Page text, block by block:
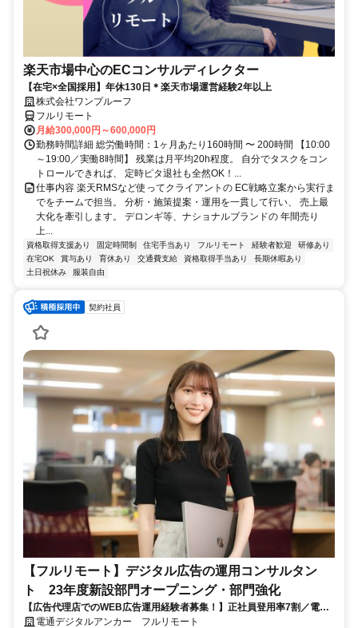
楽天市場中心のECコンサルディレクター
【在宅×全国採用】年休130日＊楽天市場運営経験2年以上
株式会社ワンプルーフ
フルリモート
月給300,000円～600,000円
勤務時間詳細 総労働時間：1ヶ月あたり160時間 〜 200時間 【10:00
～19:00／実働8時間】 残業は月平均20h程度。 自分でタスクをコン
トロールできれば、 定時ピタ退社も全然OK！...
仕事内容 楽天RMSなど使ってクライアントの EC戦略立案から実行ま
でをチームで担当。 分析・施策提案・運用を一貫して行い、 売上最
大化を牽引します。 デロンギ等、ナショナルブランドの 年間売り
上...
資格取得支援あり 固定時間制 住宅手当あり フルリモート 経験者歓迎
研修あり
在宅OK
賞与あり 育休あり 交通費支給 資格取得手当あり
長期休暇あり
土日祝休み
服装自由
契約社員
【フルリモート】デジタル広告の運用コンサルタン
ト 23年度新設部門オープニング・部門強化
【広告代理店でのWEB広告運用経験者募集！】正社員登用率7割／電通
G／全国×完全在宅／年休126日・土日祝休み／残業月平均4時間19分
電通デジタルアンカー フルリモート